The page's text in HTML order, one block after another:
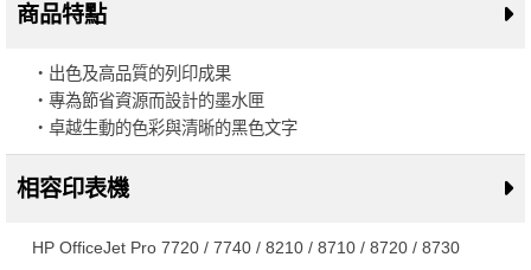
商品特點
・出色及高品質的列印成果
・專為節省資源而設計的墨水匣
・卓越生動的色彩與清晰的黑色文字
相容印表機
HP OfficeJet Pro 7720 / 7740 / 8210 / 8710 / 8720 / 8730